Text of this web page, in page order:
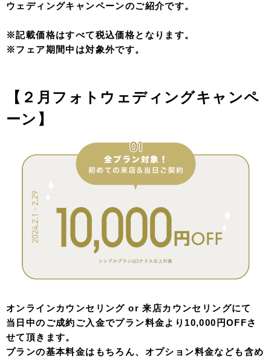
ウェディングキャンペーンのご紹介です。
※記載価格はすべて税込価格となります。
※フェア期間中は対象外です。
【２月フォトウェディングキャンペ
ーン 】
オンラインカウンセリング or 来店カウンセリングにて
当日中のご成約ご入金でプラン料金より10,000円OFFさ
せて頂きます。
プランの基本料金はもちろん、オプション料金なども含め